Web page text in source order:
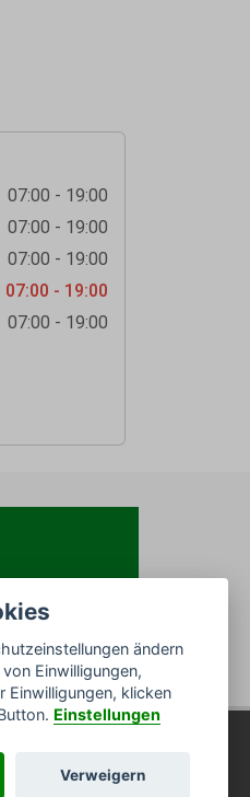
07:00 - 19:00
07:00 - 19:00
07:00 - 19:00
07:00 - 19:00
07:00 - 19:00
Sitemap
ändern
Einwilligungen,
Einwilligungen, klicken
Einstellungen
Verweigern